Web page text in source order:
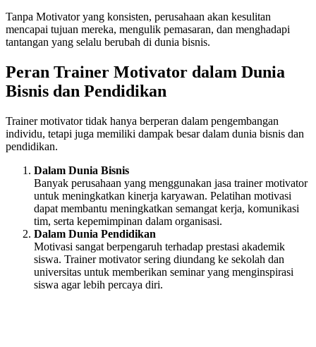
Tanpa Motivator yang konsisten, perusahaan akan kesulitan
mencapai tujuan mereka, mengulik pemasaran, dan menghadapi
tantangan yang selalu berubah di dunia bisnis.
Peran Trainer Motivator dalam Dunia
Bisnis dan Pendidikan
Trainer motivator tidak hanya berperan dalam pengembangan
individu, tetapi juga memiliki dampak besar dalam dunia bisnis dan
pendidikan.
Dalam Dunia Bisnis
Banyak perusahaan yang menggunakan jasa trainer motivator
untuk meningkatkan kinerja karyawan. Pelatihan motivasi
dapat membantu meningkatkan semangat kerja, komunikasi
tim, serta kepemimpinan dalam organisasi.
Dalam Dunia Pendidikan
Motivasi sangat berpengaruh terhadap prestasi akademik
siswa. Trainer motivator sering diundang ke sekolah dan
universitas untuk memberikan seminar yang menginspirasi
siswa agar lebih percaya diri.